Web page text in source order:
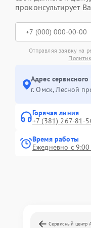
проконсультирует
Отправляя заявку на
Адрес
г. Омск, ​Лесной
Горячая линия
+7 (381) 267-81-
Время работы
Ежедневно с
Сервисный центр